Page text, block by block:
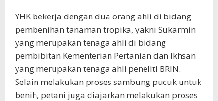
YHK bekerja dengan dua orang ahli di bidang
pembenihan tanaman tropika, yakni Sukarmin
yang merupakan tenaga ahli di bidang
pembibitan Kementerian Pertanian dan Ikhsan
yang merupakan tenaga ahli peneliti BRIN.
Selain melakukan proses sambung pucuk untuk
benih, petani juga diajarkan melakukan proses